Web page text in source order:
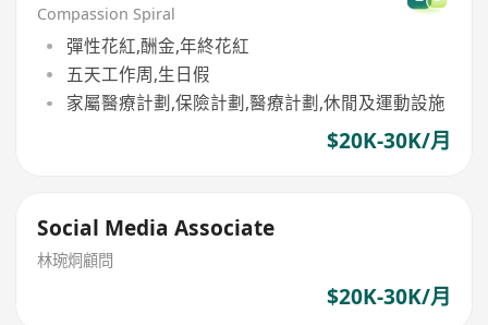
Compassion Spiral
彈性花紅,酬金,年終花紅
五天工作周,生日假
家屬醫療計劃,保險計劃,醫療計劃,休閒及運動設施
$20K-30K/月
Social Media Associate
林琬烔顧問
$20K-30K/月